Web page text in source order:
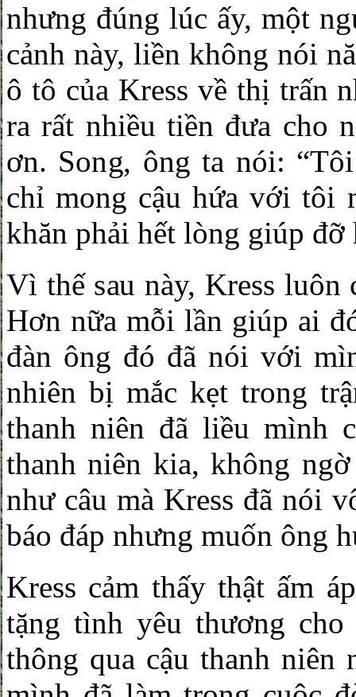
nhưng đúng lúc ấy, một
cảnh này, liền không nói
ô tô của Kress về thị trấn
ra rất nhiều tiền đưa cho
ơn. Song, ông ta nói:
chỉ mong cậu hứa với tôi
khăn phải hết lòng giúp đỡ
Vì thế sau này, Kress
Hơn nữa mỗi lần giúp ai
đàn ông đó đã nói với
nhiên bị mắc kẹt trong
thanh niên đã liều mình
thanh niên kia, không
như câu mà Kress đã nói
báo đáp nhưng muốn ông
Kress cảm thấy thật ấm
tặng tình yêu thương
thông qua cậu thanh